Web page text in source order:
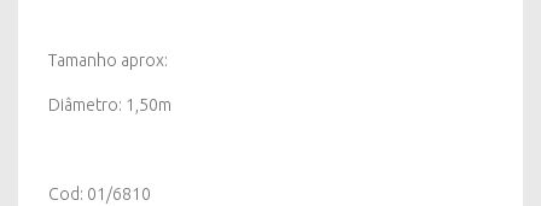
Tamanho aprox:
Diâmetro: 1,50m
Cod: 01/6810